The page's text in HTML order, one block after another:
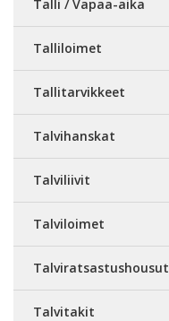
Talli / Vapaa-aika
Talliloimet
Tallitarvikkeet
Talvihanskat
Talviliivit
Talviloimet
Talviratsastushousut
Talvitakit